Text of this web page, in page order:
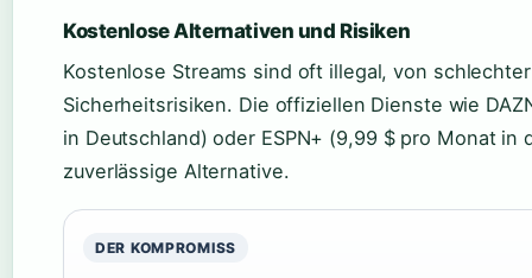
Kostenlose Alternativen und Risiken
Kostenlose Streams sind oft illegal, von
Sicherheitsrisiken. Die offiziellen Dienste wie
in Deutschland) oder ESPN+ (9,99 $ pro Monat in
zuverlässige Alternative.
DER KOMPROMISS